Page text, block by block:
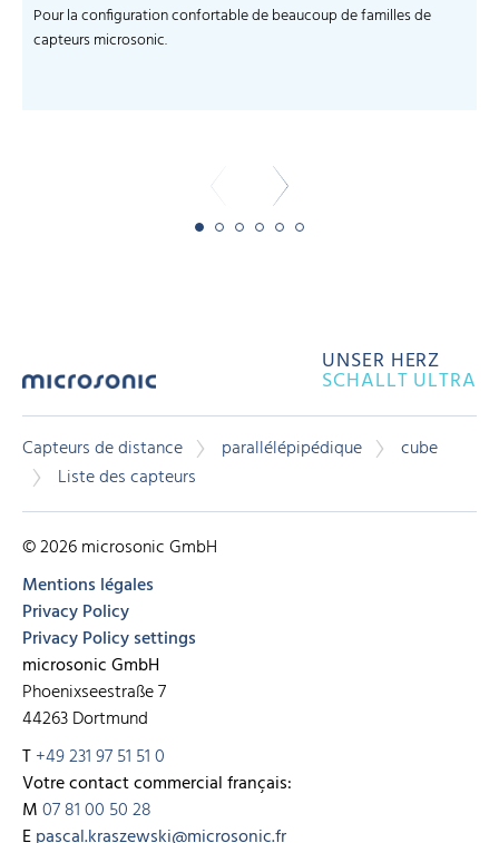
Pour la configuration confortable de beaucoup de familles de
capteurs microsonic.
UNSER HERZ
SCHALLT ULTRA
Capteurs de distance parallélépipédique
cube
Liste des capteurs
© 2026 microsonic GmbH
Mentions légales
Privacy Policy
Privacy Policy settings
microsonic GmbH
Phoenixseestraße 7
44263 Dortmund
T+49 231 97 51 51 0
Votre contact commercial français:
M07 81 00 50 28
Epascal.kraszewski@microsonic.fr